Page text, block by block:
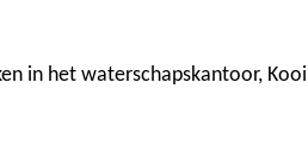
in het waterschapskantoor,